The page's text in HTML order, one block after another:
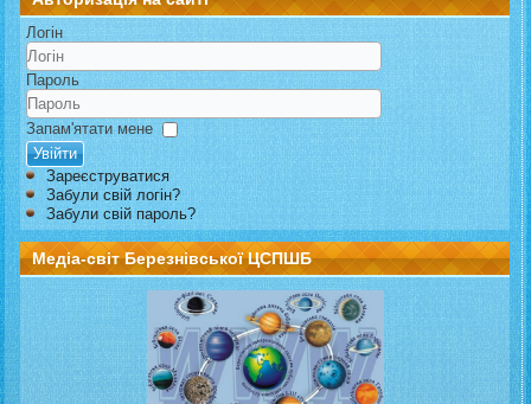
Логін
Пароль
Запам'ятати мене
Увійти
Зареєструватися
Забули свій логін?
Забули свій пароль?
Медіа-світ Березнівської ЦСПШБ